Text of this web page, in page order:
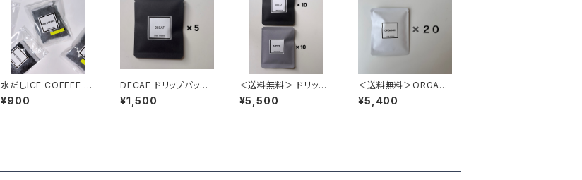
水だしICE COFFEE 5
00ml対応 2袋 (夏季限
定）
¥900
DECAF ドリップパック
5個
¥1,500
＜送料無料＞ ドリップ
パック20個（DECAF 10
個・BITTER 10個）
¥5,500
＜送料無料＞ORGANI
C ドリップパック 20個
¥5,400